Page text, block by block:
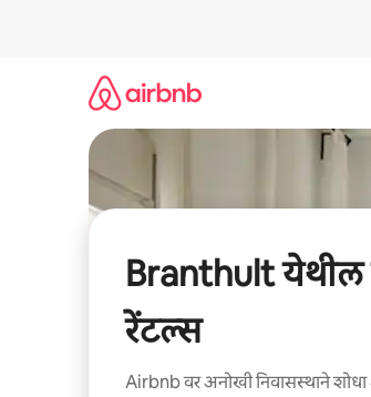
Branthult
रेंटल्स
Airbnb वर अनोखी निवासस्थाने